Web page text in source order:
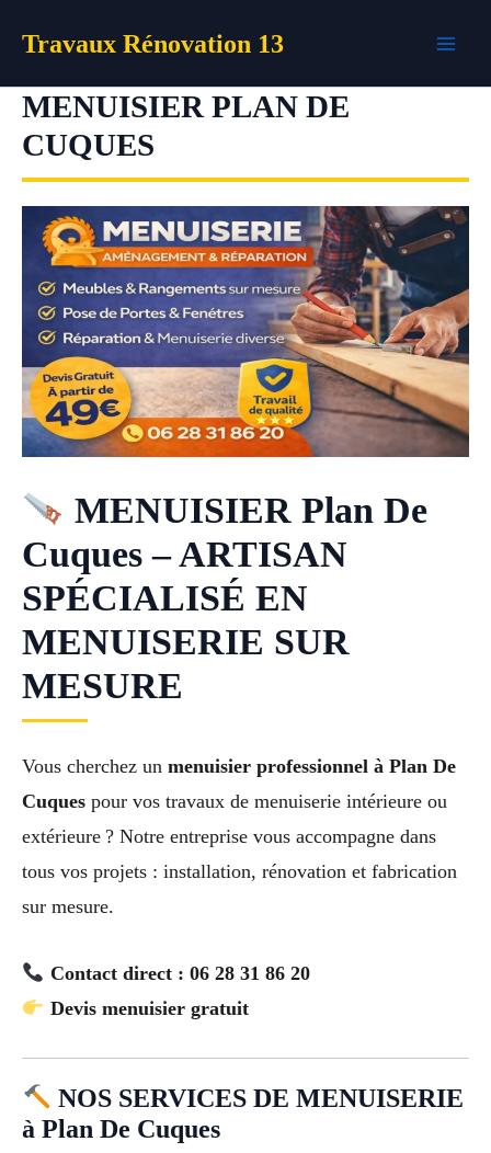
Travaux Rénovation 13
MENUISIER PLAN DE
CUQUES
MENUISIER Plan De
Cuques – ARTISAN
SPÉCIALISÉ EN
MENUISERIE SUR
MESURE
Vous cherchez un menuisier professionnel à Plan De
Cuques pour vos travaux de menuiserie intérieure ou
extérieure ? Notre entreprise vous accompagne dans
tous vos projets : installation, rénovation et fabrication
sur mesure.
Contact direct : 06 28 31 86 20
Devis menuisier gratuit
NOS SERVICES DE MENUISERIE
à Plan De Cuques